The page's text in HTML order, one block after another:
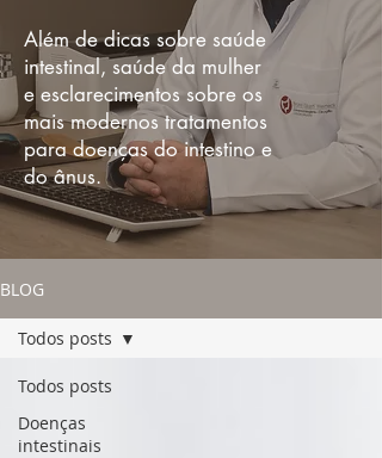
Além de dicas sobre saúde
intestinal, saúde da mulher
e esclarecimentos sobre os
mais modernos tratamentos
para doenças do intestino e
do ânus.
BLOG
Todos posts
Doenças
intestinais
Todos posts